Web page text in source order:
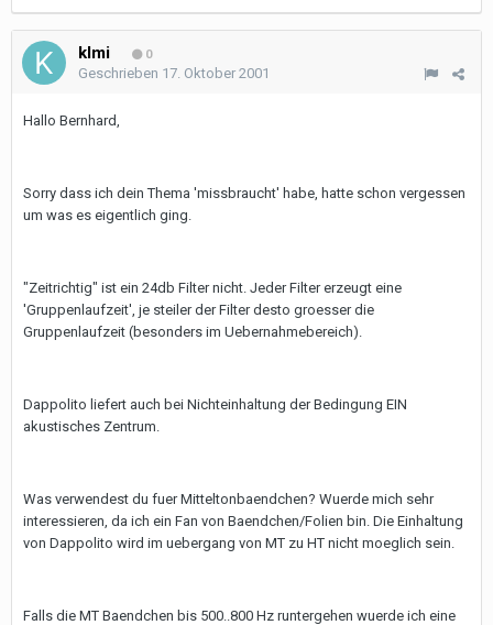
klmi 0
Geschrieben 17. Oktober 2001
Hallo Bernhard,
Sorry dass ich dein Thema 'missbraucht' habe, hatte schon vergessen
um was es eigentlich ging.
"Zeitrichtig" ist ein 24db Filter nicht. Jeder Filter erzeugt eine
'Gruppenlaufzeit', je steiler der Filter desto groesser die
Gruppenlaufzeit (besonders im Uebernahmebereich).
Dappolito liefert auch bei Nichteinhaltung der Bedingung EIN
akustisches Zentrum.
Was verwendest du fuer Mitteltonbaendchen? Wuerde mich sehr
interessieren, da ich ein Fan von Baendchen/Folien bin. Die Einhaltung
von Dappolito wird im uebergang von MT zu HT nicht moeglich sein.
Falls die MT Baendchen bis 500..800 Hz runtergehen wuerde ich eine